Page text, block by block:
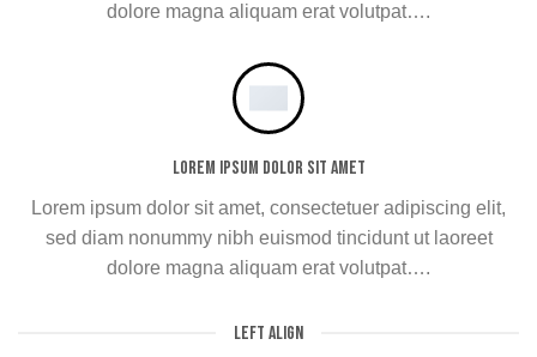
dolore magna aliquam erat volutpat….
Lorem ipsum dolor sit amet
Lorem ipsum dolor sit amet, consectetuer adipiscing elit,
sed diam nonummy nibh euismod tincidunt ut laoreet
dolore magna aliquam erat volutpat….
LEFT ALIGN